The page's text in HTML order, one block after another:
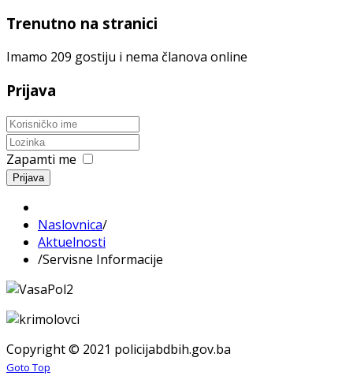
Trenutno na stranici
Imamo 209 gostiju i nema članova online
Prijava
Zapamti me
Prijava
Naslovnica/
Aktuelnosti
/Servisne Informacije
Copyright © 2021 policijabdbih.gov.ba
Goto Top